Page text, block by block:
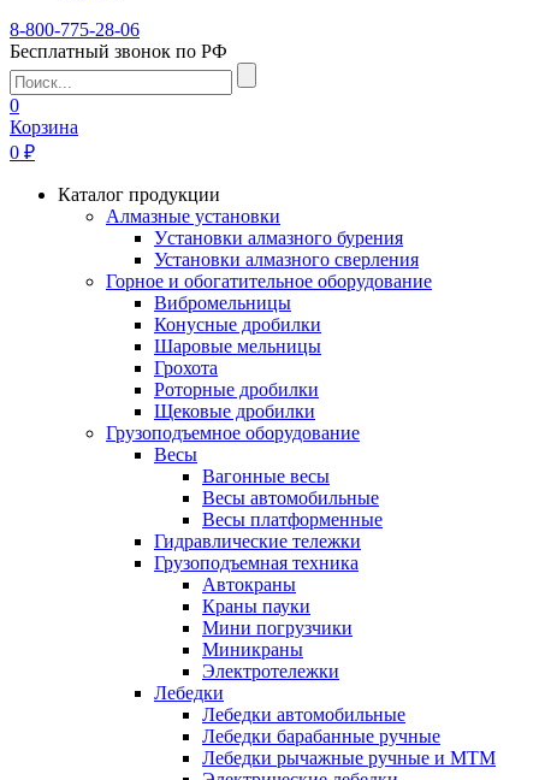
8-800-775-28-06
Бесплатный звонок по РФ
0
Корзина
0 ₽
Каталог продукции
Алмазные установки
Уcтановки алмазного бурения
Установки алмазного сверления
Горное и обогатительное оборудование
Вибромельницы
Конусные дробилки
Шаровые мельницы
Грохота
Роторные дробилки
Щековые дробилки
Грузоподъемное оборудование
Весы
Вагонные весы
Весы автомобильные
Весы платформенные
Гидравлические тележки
Грузоподъемная техника
Автокраны
Краны пауки
Мини погрузчики
Миникраны
Электротележки
Лебедки
Лебедки автомобильные
Лебедки барабанные ручные
Лебедки рычажные ручные и МТМ